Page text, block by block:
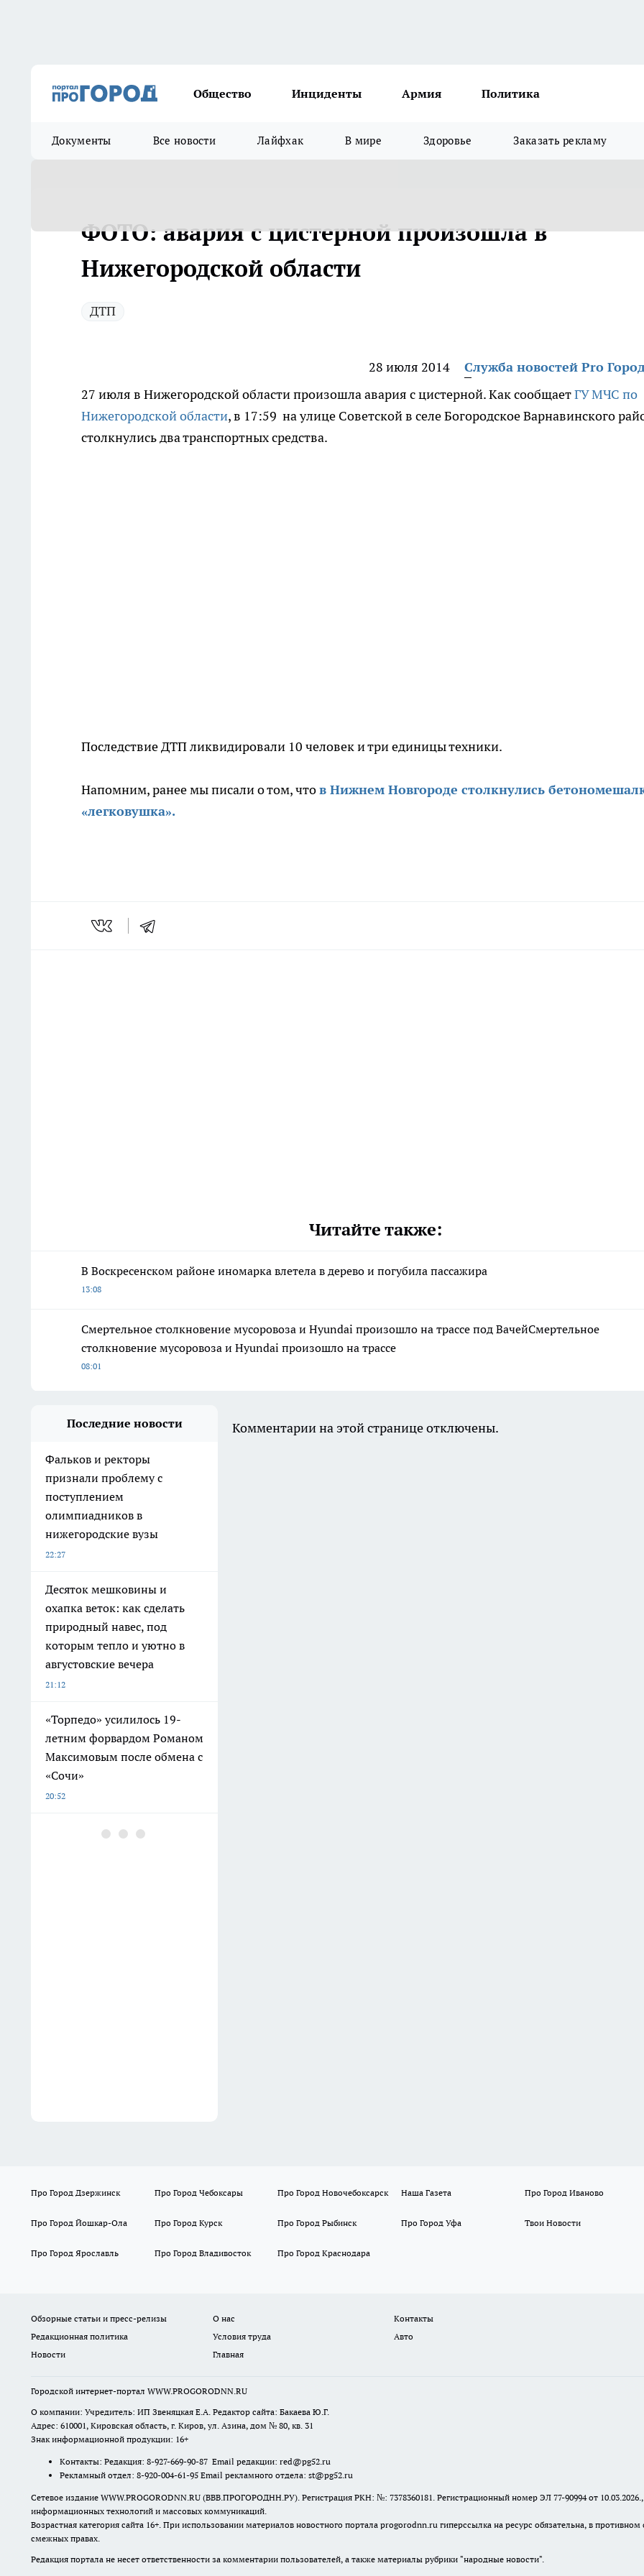
Общество Инциденты Армия Политика
Документы Все новости Лайфхак В мире Здоровье Заказать рекламу
ФОТО: авария с цистерной произошла в
Нижегородской области
ДТП
28 июля 2014
Служба новостей Pro
27 июля в Нижегородской области произошла авария с цистерной. Как сообщаетГУ МЧС по
Нижегородской области, в 17:59 на улице Советской в селе Богородское Варнавинского
столкнулись два транспортных средства.
Последствие ДТП ликвидировали 10 человек и три единицы техники.
Напомним, ранее мы писали о том, чтов Нижнем Новгороде столкнулись
«легковушка».
Читайте также:
В Воскресенском районе иномарка влетела в дерево и погубила пассажира
13:08
Смертельное столкновение мусоровоза и Hyundai произошло на трассе под ВачейСмертельное
столкновение мусоровоза и Hyundai произошло на трассе
08:01
Последние новости
Фальков и ректоры
признали проблему с
поступлением
олимпиадников в
нижегородские вузы
22:27
Десяток мешковины и
охапка веток: как сделать
природный навес, под
которым тепло и уютно в
августовские вечера
21:12
«Торпедо» усилилось 19-
летним форвардом Романом
Максимовым после обмена с
«Сочи»
20:52
Обращения пострадавших
Комментарии на этой странице отключены.
Про Город Дзержинск Про Город Чебоксары Про Город Новочебоксарск Наша Газета Про Город Иваново
Про Город Йошкар-Ола Про Город Курск Про Город Рыбинск Про Город Уфа Твои Новости
Про Город Ярославль Про Город Владивосток Про Город Краснодара
Обзорные статьи и пресс-релизы О нас
Контакты
Редакционная политика
Условия труда
Авто
Новости
Главная
Городской интернет-портал WWW.PROGORODNN.RU
О компании: Учредитель: ИП Звеняцкая Е.А. Редактор сайта: Бакаева Ю.Г.
Адрес: 610001, Кировская область, г. Киров, ул. Азина, дом № 80, кв. 31
Знак информационной продукции: 16+
Контакты: Редакция: 8-927-669-90-87 Email редакции: red@pg52.ru
Рекламный отдел: 8-920-004-61-95 Email рекламного отдела: st@pg52.ru
Сетевое издание WWW.PROGORODNN.RU (ВВВ.ПРОГОРОДНН.РУ). Регистрация РКН: №: 7378360181. Регистрационный номер ЭЛ 77-90994 от
информационных технологий и массовых коммуникаций.
Возрастная категория сайта 16+. При использовании материалов новостного портала progorodnn.ru гиперссылка на ресурс обязательна, в противном
смежных правах.
Редакция портала не несет ответственности за комментарии пользователей, а также материалы рубрики "народные новости".